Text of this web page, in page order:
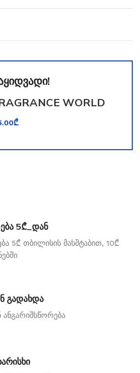
WORLD
₾
5₾_დან
5₾ თბილისის მასშტაბით, 10₾
გადახდა